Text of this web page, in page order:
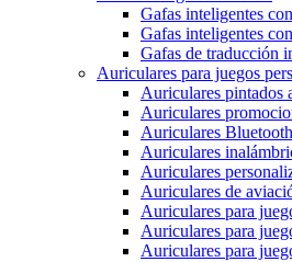
Gafas inteligentes
Gafas inteligentes
Gafas de traducción
Auriculares para juegos
Auriculares pintados
Auriculares
Auriculares
Auriculares
Auriculares
Auriculares de
Auriculares para
Auriculares para
Auriculares para